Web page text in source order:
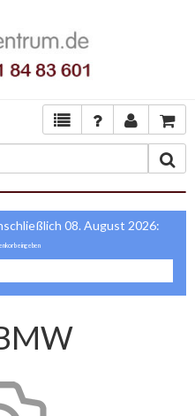
08. August 2026: